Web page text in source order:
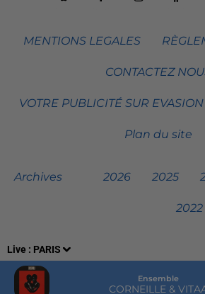
Live : PARIS
Ensemble
CORNEILLE &
MENTIONS LEGALES
CONTACTEZ
VOTRE PUBLICITÉ SUR EVASION
Plan du site
Archives 2026 2025
2022